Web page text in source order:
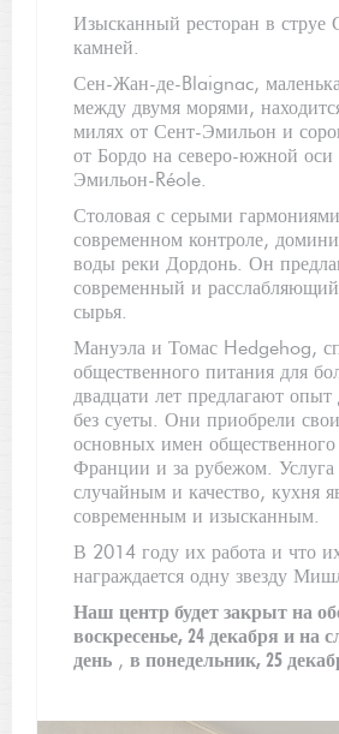
Изысканный ресторан в струе
камней.
Сен-Жан-де-Blaignac,
между двумя морями,
милях от Сент-Эмильон и
от Бордо на северо-южной оси
Эмильон-Réole.
Столовая с серыми
современном контроле,
воды реки Дордонь. Он
современный и
сырья.
Мануэла и Томас Hedgehog,
общественного питания для
двадцати лет предлагают опыт
без суеты. Они приобрели
основных имен
Франции и за рубежом. Услуга
случайным и качество, кухня
современным и изысканным.
В 2014 году их работа и что
награждается одну звезду
Наш центр будет закрыт на
воскресенье, 24 декабря и на
день , в понедельник, 25